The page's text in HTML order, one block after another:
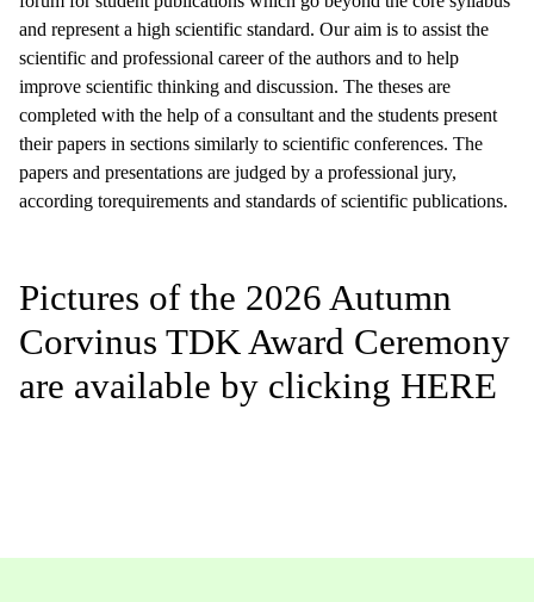
and represent a high scientific standard. Our aim is to assist the
scientific and professional career of the authors and to help
improve scientific thinking and discussion. The theses are
completed with the help of a consultant and the students present
their papers in sections similarly to scientific conferences. The
papers and presentations are judged by a professional jury,
according torequirements and standards of scientific publications.
Pictures of the 2026 Autumn
Corvinus TDK Award Ceremony
are available by clicking HERE